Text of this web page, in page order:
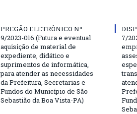
PREGÃO ELETRÔNICO Nº
9/2023-016 (Futura e eventual
aquisição de material de
expediente, didático e
suprimentos de informática,
para atender as necessidades
da Prefeitura, Secretarias e
Fundos do Município de São
Sebastião da Boa Vista-PA)
7/